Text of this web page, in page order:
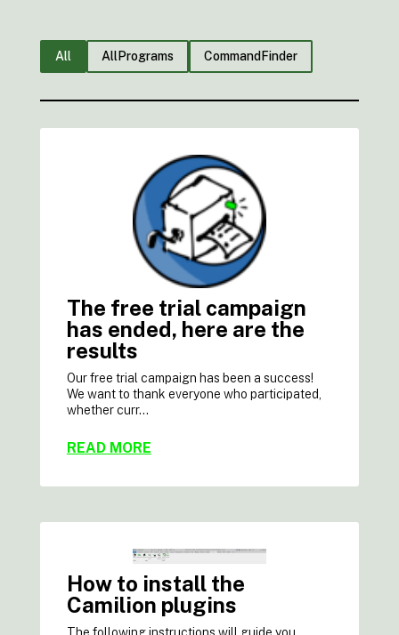
All AllPrograms CommandFinder
The free trial campaign
has ended, here are the
results
Our free trial campaign has been a success!
We want to thank everyone who participated,
whether curr...
READ MORE
How to install the
Camilion plugins
The following instructions will guide you